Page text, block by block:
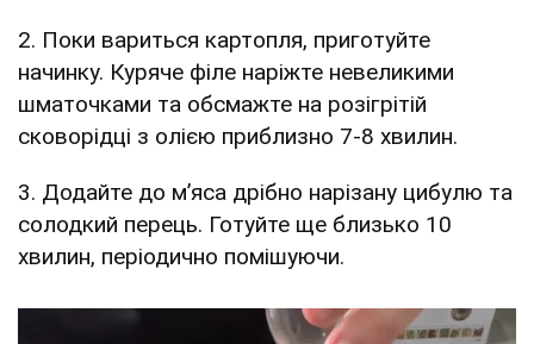
2. Поки вариться картопля, приготуйте
начинку. Куряче філе наріжте невеликими
шматочками та обсмажте на розігрітій
сковорідці з олією приблизно 7-8 хвилин.
3. Додайте до м’яса дрібно нарізану цибулю та
солодкий перець. Готуйте ще близько 10
хвилин, періодично помішуючи.